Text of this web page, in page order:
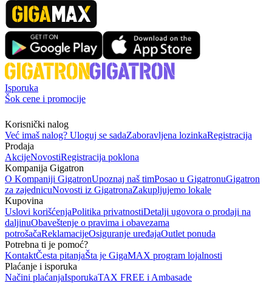
Isporuka
Šok cene i promocije
Korisnički nalog
Već imaš nalog? Uloguj se sadaZaboravljena lozinkaRegistracija
Prodaja
AkcijeNovostiRegistracija poklona
Kompanija Gigatron
O Kompaniji GigatronUpoznaj naš timPosao u GigatronuGigatron
za zajednicuNovosti iz GigatronaZakupljujemo lokale
Kupovina
Uslovi korišćenjaPolitika privatnostiDetalji ugovora o prodaji na
daljinuObaveštenje o pravima i obavezama
potrošačaReklamacijeOsiguranje uređajaOutlet ponuda
Potrebna ti je pomoć?
KontaktČesta pitanjaŠta je GigaMAX program lojalnosti
Plaćanje i isporuka
Načini plaćanjaIsporukaTAX FREE i Ambasade